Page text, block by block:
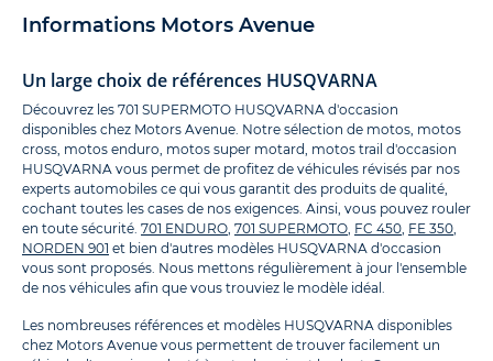
Informations Motors Avenue
Un large choix de références HUSQVARNA
Découvrez les 701 SUPERMOTO HUSQVARNA d'occasion
disponibles chez Motors Avenue. Notre sélection de motos, motos
cross, motos enduro, motos super motard, motos trail d'occasion
HUSQVARNA vous permet de profitez de véhicules révisés par nos
experts automobiles ce qui vous garantit des produits de qualité,
cochant toutes les cases de nos exigences. Ainsi, vous pouvez rouler
en toute sécurité. 701 ENDURO 701 SUPERMOTO FC 450 FE 350
NORDEN 901 et bien d'autres modèles HUSQVARNA d'occasion
vous sont proposés. Nous mettons régulièrement à jour l'ensemble
de nos véhicules afin que vous trouviez le modèle idéal.
Les nombreuses références et modèles HUSQVARNA disponibles
chez Motors Avenue vous permettent de trouver facilement un